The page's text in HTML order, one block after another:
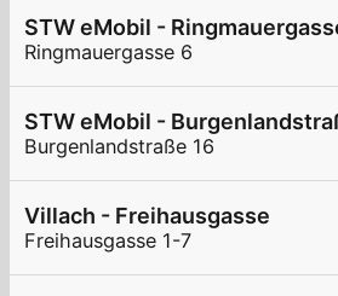
STW eMobil -
Ringmauergasse 6
STW eMobil -
Burgenlandstraße 16
Villach - Freihausgasse
Freihausgasse 1-7